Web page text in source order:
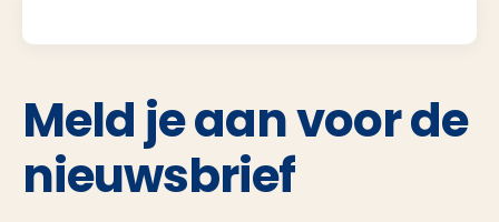
Meld je aan voor de
nieuwsbrief